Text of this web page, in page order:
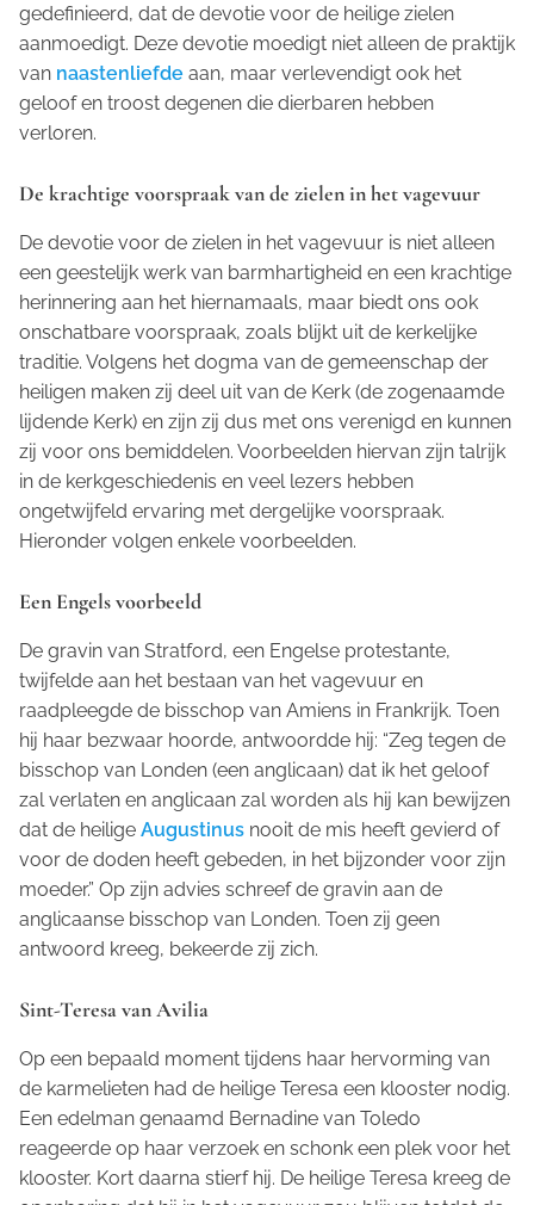
gedefinieerd, dat de devotie voor de heilige zielen
aanmoedigt. Deze devotie moedigt niet alleen de praktijk
van naastenliefde aan, maar verlevendigt ook het
geloof en troost degenen die dierbaren hebben
verloren.
De krachtige voorspraak van de zielen in het vagevuur
De devotie voor de zielen in het vagevuur is niet alleen
een geestelijk werk van barmhartigheid en een krachtige
herinnering aan het hiernamaals, maar biedt ons ook
onschatbare voorspraak, zoals blijkt uit de kerkelijke
traditie. Volgens het dogma van de gemeenschap der
heiligen maken zij deel uit van de Kerk (de zogenaamde
lijdende Kerk) en zijn zij dus met ons verenigd en kunnen
zij voor ons bemiddelen. Voorbeelden hiervan zijn talrijk
in de kerkgeschiedenis en veel lezers hebben
ongetwijfeld ervaring met dergelijke voorspraak.
Hieronder volgen enkele voorbeelden.
Een Engels voorbeeld
De gravin van Stratford, een Engelse protestante,
twijfelde aan het bestaan van het vagevuur en
raadpleegde de bisschop van Amiens in Frankrijk. Toen
hij haar bezwaar hoorde, antwoordde hij: “Zeg tegen de
bisschop van Londen (een anglicaan) dat ik het geloof
zal verlaten en anglicaan zal worden als hij kan bewijzen
dat de heilige Augustinus nooit de mis heeft gevierd of
voor de doden heeft gebeden, in het bijzonder voor zijn
moeder.” Op zijn advies schreef de gravin aan de
anglicaanse bisschop van Londen. Toen zij geen
antwoord kreeg, bekeerde zij zich.
Sint-Teresa van Avilia
Op een bepaald moment tijdens haar hervorming van
de karmelieten had de heilige Teresa een klooster nodig.
Een edelman genaamd Bernadine van Toledo
reageerde op haar verzoek en schonk een plek voor het
klooster. Kort daarna stierf hij. De heilige Teresa kreeg de